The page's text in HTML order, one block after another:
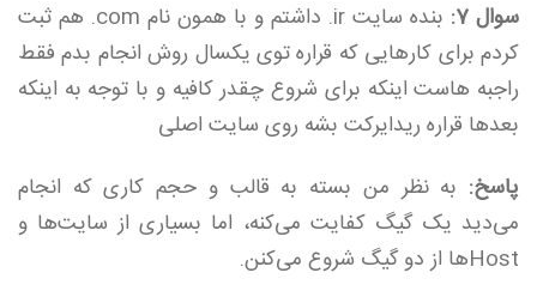
سوال 7:
بنده سایت ir. داشتم و با همون نام com. هم ثبت
کردم برای کارهایی که قراره توی یکسال روش انجام بدم فقط
راجبه هاست اینکه برای شروع چقدر کافیه و با توجه به اینکه
بعدها قراره ریدایرکت بشه روی سایت اصلی
پاسخ: به نظر من بسته به قالب و حجم کاری که انجام
می‌دید یک گیگ کفایت می‌کنه، اما بسیاری از سایت‌ها و
Hostها از دو گیگ شروع می‌کنن.